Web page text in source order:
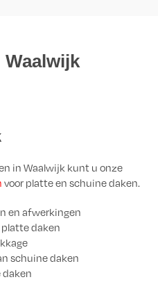
Waalwijk
in Waalwijk kunt u onze
voor platte en schuine daken.
en afwerkingen
daken
schuine daken
daken